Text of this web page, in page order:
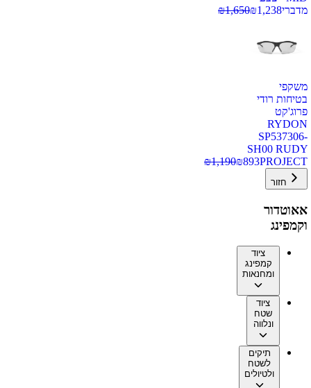
מדברי
₪1,238
₪1,650
משקפי
בטיחות רודי
פרוג'קט
RYDON
SP537306-
SH00 RUDY
PROJECT
₪893
₪1,190
חזור
אאוטדור
וקמפינג
ציוד
קמפינג
ומחנאות
ציוד
שטח
ונלווה
תיקים
לשטח
ולטיולים